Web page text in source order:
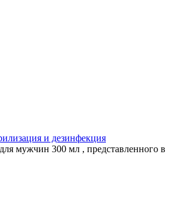
и дезинфекция
мужчин 300 мл , представленного в